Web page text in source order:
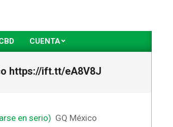
CUENTA
https://ift.tt/eA8V8J
en serio) GQ México